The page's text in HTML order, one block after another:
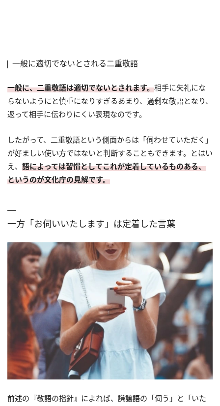
一般に適切でないとされる二重敬語
一般に、二重敬語は適切でないとされます。相手に失礼にな
らないようにと慎重になりすぎるあまり、過剰な敬語となり、
返って相手に伝わりにくい表現なのです。
したがって、二重敬語という側面からは「伺わせていただく」
が好ましい使い方ではないと判断することもできます。とはい
え、 語によっては習慣としてこれが定着しているものある、
というのが文化庁の見解です。
一方「お伺いいたします」は定着した言葉
前述の『敬語の指針』によれば、謙譲語の「伺う」と「いた